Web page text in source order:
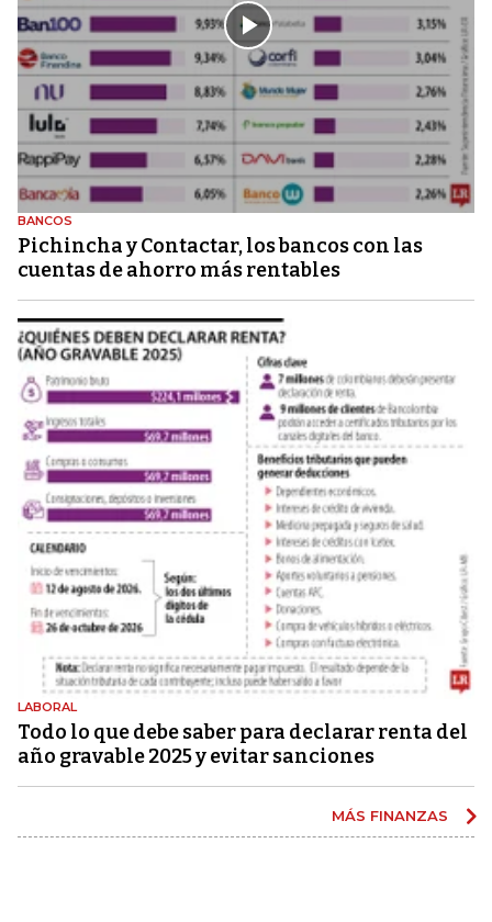
BANCOS
Pichincha y Contactar, los bancos con las
cuentas de ahorro más rentables
LABORAL
Todo lo que debe saber para declarar renta del
año gravable 2025 y evitar sanciones
MÁS FINANZAS